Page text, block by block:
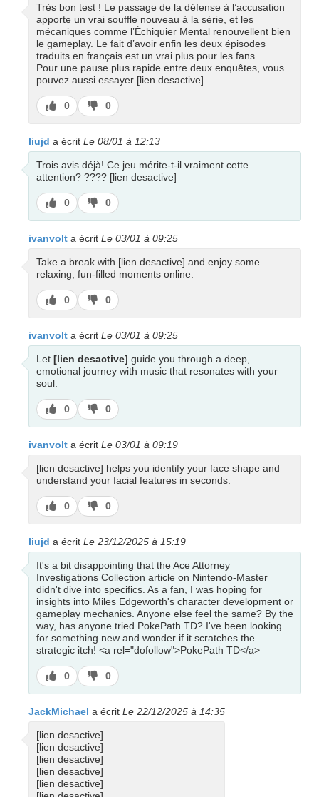
Très bon test ! Le passage de la défense à l’accusation
apporte un vrai souffle nouveau à la série, et les
mécaniques comme l’Échiquier Mental renouvellent bien
le gameplay. Le fait d’avoir enfin les deux épisodes
traduits en français est un vrai plus pour les fans.
Pour une pause plus rapide entre deux enquêtes, vous
pouvez aussi essayer [lien desactive].
J’aime
0
J’aime
pas
0
liujd a écrit Le 08/01 à 12:13
Trois avis déjà! Ce jeu mérite-t-il vraiment cette
attention? ???? [lien desactive]
J’aime
0
J’aime
pas
0
ivanvolt a écrit Le 03/01 à 09:25
Take a break with [lien desactive] and enjoy some
relaxing, fun-filled moments online.
J’aime
0
J’aime
pas
0
ivanvolt a écrit Le 03/01 à 09:25
Let [lien desactive] guide you through a deep,
emotional journey with music that resonates with your
soul.
J’aime
0
J’aime
pas
0
ivanvolt a écrit Le 03/01 à 09:19
[lien desactive] helps you identify your face shape and
understand your facial features in seconds.
J’aime
0
J’aime
pas
0
liujd a écrit Le 23/12/2025 à 15:19
It's a bit disappointing that the Ace Attorney
Investigations Collection article on Nintendo-Master
didn't dive into specifics. As a fan, I was hoping for
insights into Miles Edgeworth's character development or
gameplay mechanics. Anyone else feel the same? By the
way, has anyone tried PokePath TD? I've been looking
for something new and wonder if it scratches the
strategic itch! <a rel="dofollow">PokePath TD</a>
J’aime
0
J’aime
pas
0
JackMichael a écrit Le 22/12/2025 à 14:35
[lien desactive]
[lien desactive]
[lien desactive]
[lien desactive]
[lien desactive]